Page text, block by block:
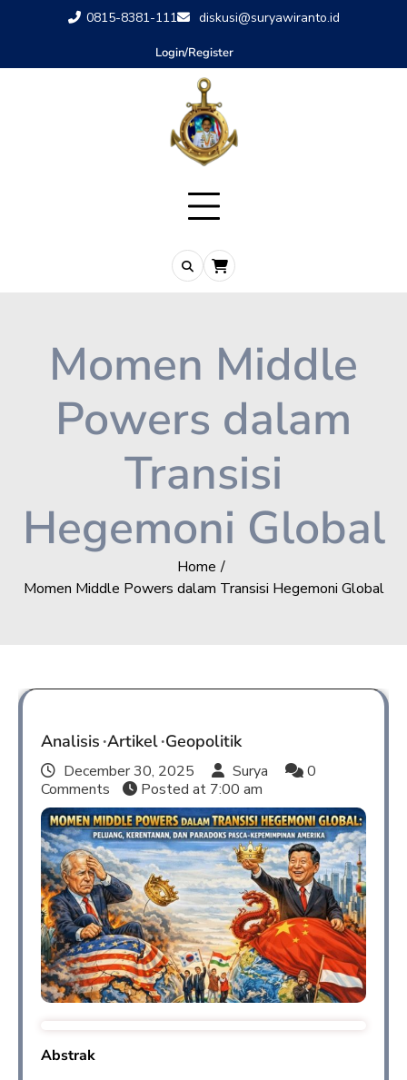
0815-8381-111 diskusi@suryawiranto.id
Login/Register
Momen Middle
Powers dalam
Transisi
Hegemoni Global
Home
Momen Middle Powers dalam Transisi Hegemoni Global
Analisis Artikel Geopolitik
December 30, 2025 Surya
0
Comments
Posted at 7:00 am
Abstrak